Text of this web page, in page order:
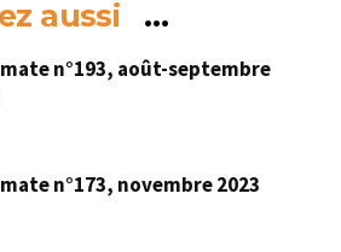
aussi …
n°193, août-septembre
n°173, novembre 2023